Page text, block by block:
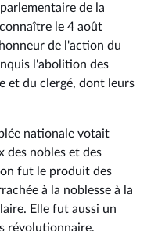
de la
le 4 août
de l'action du
l'abolition des
et du clergé, dont leurs
nationale votait
des nobles et des
fut le produit des
à la noblesse à la
Elle fut aussi un
révolutionnaire,